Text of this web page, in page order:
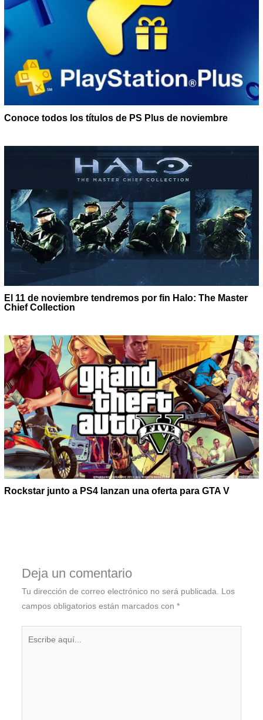
Conoce todos los títulos de PS Plus de noviembre
El 11 de noviembre tendremos por fin Halo: The Master
Chief Collection
Rockstar junto a PS4 lanzan una oferta para GTA V
Deja un comentario
Tu dirección de correo electrónico no será publicada. Los
campos obligatorios están marcados con *